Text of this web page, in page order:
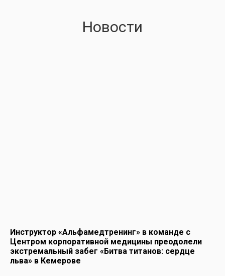
Новости
Инструктор «Альфамедтренинг» в команде с
Центром корпоративной медицины преодолели
экстремальный забег «Битва титанов: сердце
льва» в Кемерове